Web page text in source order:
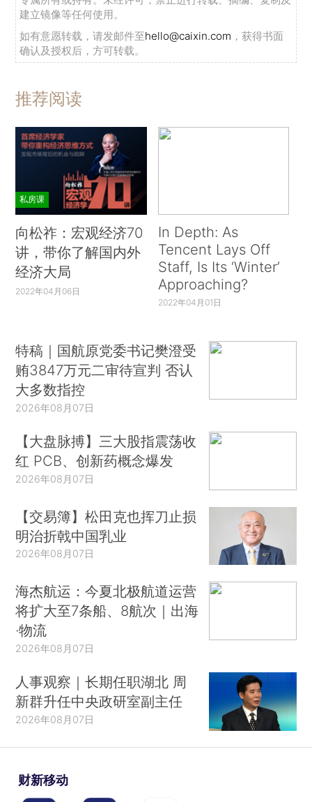
建立镜像等任何使用。
如有意愿转载，请发邮件至hello@caixin.com ，获得书面
确认及授权后，方可转载。
推荐阅读
私房课
向松祚：宏观经济70
讲，带你了解国内外
经济大局
2022年04月06日
In Depth: As
Tencent Lays Off
Staff, Is Its ‘Winter’
Approaching?
2022年04月01日
特稿｜国航原党委书记樊澄受
贿3847万元二审待宣判 否认
大多数指控
2026年08月07日
【大盘脉搏】三大股指震荡收
红 PCB、创新药概念爆发
2026年08月07日
【交易簿】松田克也挥刀止损
明治折戟中国乳业
2026年08月07日
海杰航运：今夏北极航道运营
将扩大至7条船、8航次｜出海
·物流
2026年08月07日
人事观察｜长期任职湖北 周
新群升任中央政研室副主任
2026年08月07日
财新移动